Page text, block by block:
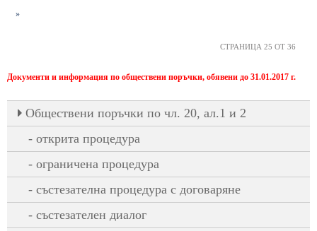
»
СТРАНИЦА 25 ОТ 36
Документи и информация по обществени поръчки, обявени до 31.01.2017 г.
Oбществени поръчки по чл. 20, ал.1 и 2
открита процедура
ограничена процедура
състезателна процедура с договаряне
състезателен диалог